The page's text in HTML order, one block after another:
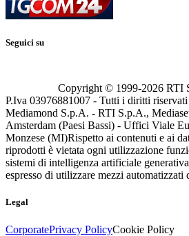
Seguici su
Copyright © 1999-2026 RTI
P.Iva 03976881007 - Tutti i diritti
Mediamond S.p.A. - RTI S.p.A.,
Amsterdam (Paesi Bassi) - Uffici Viale
Monzese (MI)Rispetto ai contenuti e ai
riprodotti è vietata ogni utilizzazione
sistemi di intelligenza artificiale
espresso di utilizzare mezzi automatizzati
Legal
CorporatePrivacy PolicyCookie Policy